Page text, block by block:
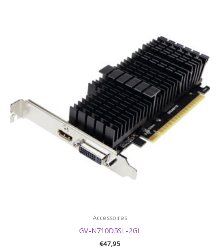
Accessoires
GV-N710D5SL-2GL
€47,95